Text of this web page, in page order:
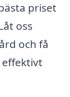
priset
oss
och få